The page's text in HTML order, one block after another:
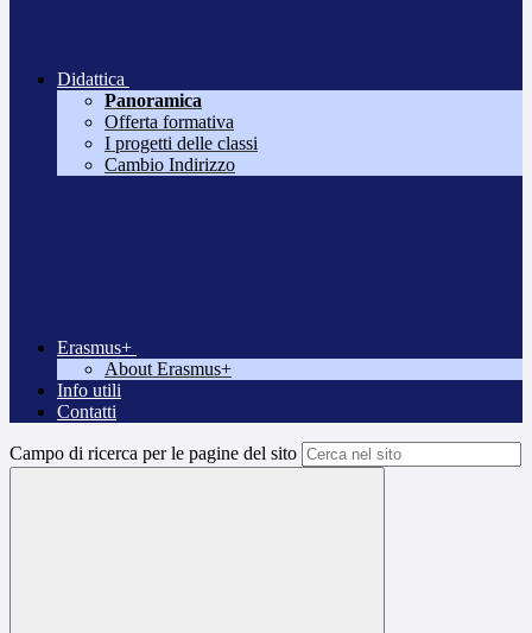
Didattica
Panoramica
Offerta formativa
I progetti delle classi
Cambio Indirizzo
Erasmus+
About Erasmus+
Info utili
Contatti
Campo di ricerca per le pagine del sito